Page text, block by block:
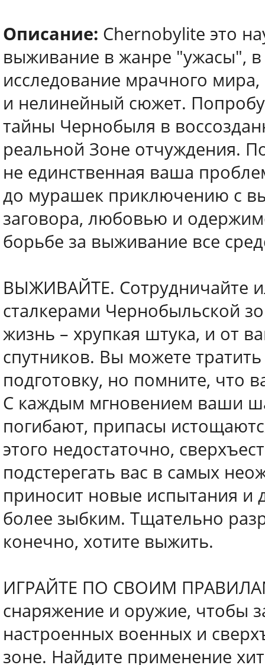
Описание: Chernobylite это
выживание в жанре "ужасы",
исследование мрачного
и нелинейный сюжет.
тайны Чернобыля в
реальной Зоне отчуждения.
не единственная ваша
до мурашек приключению с
заговора, любовью и
борьбе за выживание все
ВЫЖИВАЙТЕ. Сотрудничайте
сталкерами Чернобыльской
жизнь – хрупкая штука, и от
спутников. Вы можете
подготовку, но помните, что
С каждым мгновением ваши
погибают, припасы
этого недостаточно,
подстерегать вас в самых
приносит новые испытания и
более зыбким. Тщательно
конечно, хотите выжить.
ИГРАЙТЕ ПО СВОИМ
снаряжение и оружие, чтобы
настроенных военных и
зоне. Найдите применение